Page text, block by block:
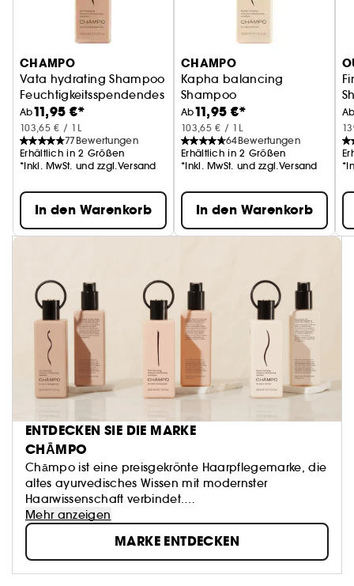
CHAMPO
Vata hydrating Shampoo
Feuchtigkeitsspendendes Shampoo
Ab11,95 €*
103,65 € / 1L
77 Bewertungen
Erhältlich in 2 Größen
*Inkl. MwSt. und zzgl.Versand
In den Warenkorb
CHAMPO
Kapha balancing
Shampoo
Klärendes Shampoo
Ab11,95 €*
103,65 € / 1L
64Bewertungen
Erhältlich in 2 Größen
*Inkl. MwSt. und zzgl.Versand
In den Warenkorb
ENTDECKEN SIE DIE MARKE
CHĀMPO
Chāmpo ist eine preisgekrönte Haarpflegemarke, die
altes ayurvedisches Wissen mit modernster
Haarwissenschaft verbindet.
Als Pioniere auf dem Gebiet der Haardichte und des
Haarwachstums entwickeln wir Hochleistungsformeln
auf Basis aktiver natürlicher Inhaltsstoffe. Mit unserer
klinisch erprobten und bekannten Pitta-Produktlinie
Mehr anzeigen
MARKE ENTDECKEN